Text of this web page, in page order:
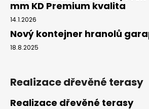
mm KD Premium kvalita
14.1.2026
Nový kontejner hranolů
18.8.2025
Realizace dřevěné terasy
Realizace dřevěné terasy